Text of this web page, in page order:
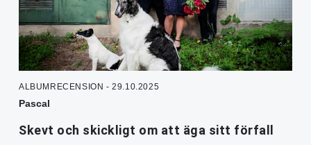
ALBUMRECENSION - 29.10.2025
Pascal
Skevt och skickligt om att äga sitt förfall